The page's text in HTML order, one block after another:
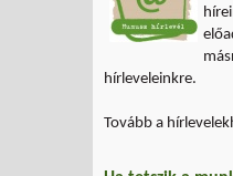
hírleveleinkre.
Tovább a